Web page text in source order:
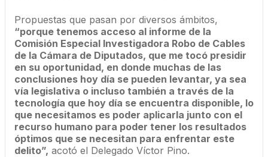
Propuestas que pasan por diversos ámbitos,
“porque tenemos acceso al informe de la
Comisión Especial Investigadora Robo de Cables
de la Cámara de Diputados, que me tocó presidir
en su oportunidad, en donde muchas de las
conclusiones hoy día se pueden levantar, ya sea
vía legislativa o incluso también a través de la
tecnología que hoy día se encuentra disponible, lo
que necesitamos es poder aplicarla junto con el
recurso humano para poder tener los resultados
óptimos que se necesitan para enfrentar este
delito”, acotó el Delegado Víctor Pino.